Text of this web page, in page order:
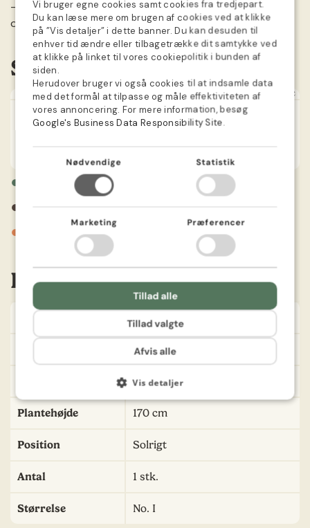
- Plant igen næste år ved at følge instruktionerne
ovenfor.
Såkalender
FEB MAR APR MAJ JUN JUL AUG SEP OKT NOV DEC
●
●
●
Information
Farve Lyserød
10-15 cm
50 cm
Plantehøjde 170 cm
Position Solrigt
Antal 1 stk.
Størrelse No. I
DANISH
GERMAN
SWEDISH
NORWEGIAN
DUTCH
FRENCH
Vi bruger egne cookies samt cookies fra tredjepart.
Du kan læse mere om brugen af cookies ved at klikke
på ”Vis detaljer” i dette banner. Du kan desuden til
enhver tid ændre eller tilbagetrække dit samtykke ved
at klikke på linket til vores cookiepolitik i bunden af
siden.
Herudover bruger vi også cookies til at indsamle data
med det formål at tilpasse og måle effektiviteten af
vores annoncering. For mere information, besøg
Google's Business Data Responsibility Site.
Nødvendige Statistik
Marketing Præferencer
Tillad valgte
Tillad alle
Afvis alle
Vis detaljer
Se med det samme, om du har vundet.
Tilmeld dig herunder 👇
Fornavn
E-mail
Se om du har vundet 👀
Ved deltagelse siger du ja til at modtage e-mails fra
Bland Selv Frø med tilbud, tips og nyheder om frø,
løg og blomster. Du kan til enhver tid afmelde dig.